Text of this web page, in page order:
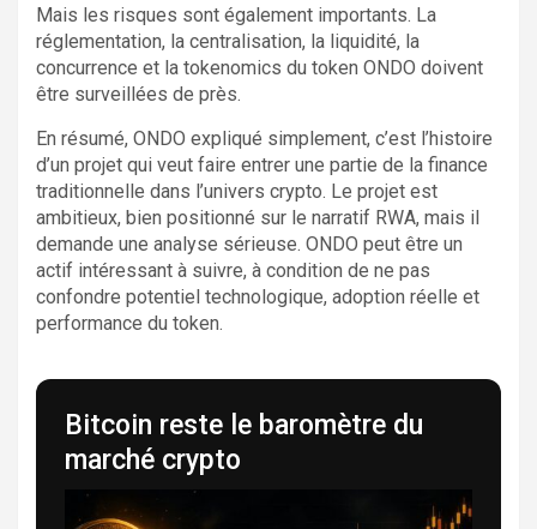
Mais les risques sont également importants. La
réglementation, la centralisation, la liquidité, la
concurrence et la tokenomics du token ONDO doivent
être surveillées de près.
En résumé, ONDO expliqué simplement, c’est l’histoire
d’un projet qui veut faire entrer une partie de la finance
traditionnelle dans l’univers crypto. Le projet est
ambitieux, bien positionné sur le narratif RWA, mais il
demande une analyse sérieuse. ONDO peut être un
actif intéressant à suivre, à condition de ne pas
confondre potentiel technologique, adoption réelle et
performance du token.
Bitcoin reste le baromètre du
marché crypto